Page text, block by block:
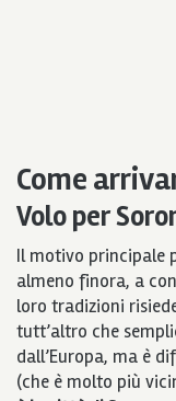
Come
Volo per
Il motivo principale
almeno finora, a
loro tradizioni
tutt’altro che
dall’Europa, ma è
(che è molto più